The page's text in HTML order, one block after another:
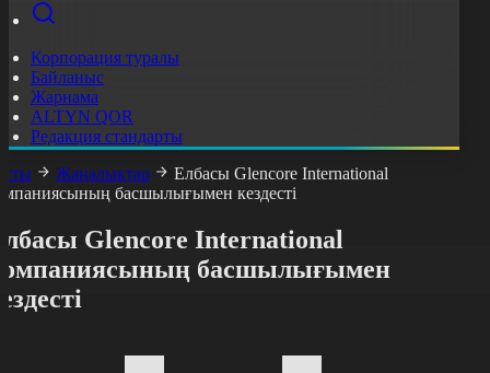
Корпорация туралы
Байланыс
Жарнама
ALTYN QOR
Редакция стандарты
Жаңалықтар
Елбасы Glencore International
басшылығымен кездесті
Glencore International
басшылығымен